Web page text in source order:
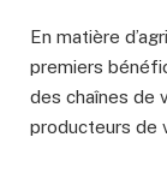
En matière
premiers
des chaînes de
producteurs de